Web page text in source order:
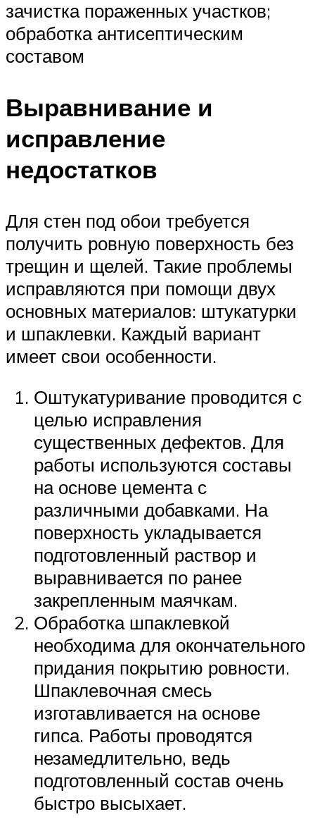
зачистка пораженных участков;
обработка антисептическим
составом
Выравнивание и
исправление
недостатков
Для стен под обои требуется
получить ровную поверхность без
трещин и щелей. Такие проблемы
исправляются при помощи двух
основных материалов: штукатурки
и шпаклевки. Каждый вариант
имеет свои особенности.
Оштукатуривание проводится с
целью исправления
существенных дефектов. Для
работы используются составы
на основе цемента с
различными добавками. На
поверхность укладывается
подготовленный раствор и
выравнивается по ранее
закрепленным маячкам.
Обработка шпаклевкой
необходима для окончательного
придания покрытию ровности.
Шпаклевочная смесь
изготавливается на основе
гипса. Работы проводятся
незамедлительно, ведь
подготовленный состав очень
быстро высыхает.